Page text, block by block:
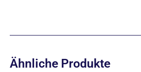
Ähnliche Produkte